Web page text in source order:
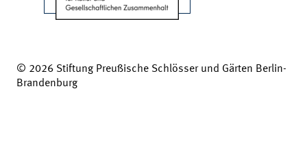
© 2026 Stiftung Preußische Schlösser und Gärten Berlin-
Brandenburg